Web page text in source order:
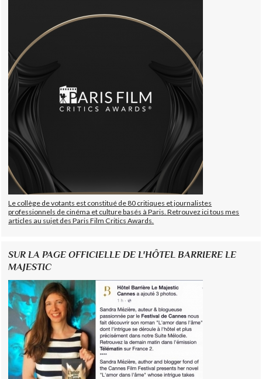
Le collège de votants est constitué de 80 critiques et journalistes
professionnels de cinéma et culture basés à Paris. Retrouvez ici tous mes
articles au sujet des Paris Film Critics Awards.
SUR LA PAGE OFFICIELLE DE L'HÔTEL BARRIERE LE
MAJESTIC